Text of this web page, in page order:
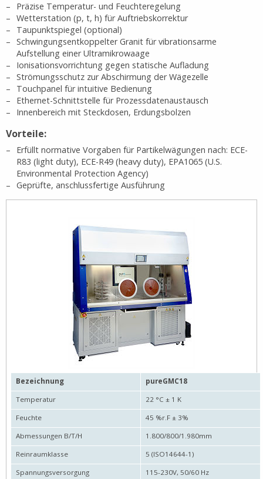
Präzise Temperatur- und Feuchteregelung
Wetterstation (p, t, h) für Auftriebskorrektur
Taupunktspiegel (optional)
Schwingungsentkoppelter Granit für vibrationsarme
Aufstellung einer Ultramikrowaage
Ionisationsvorrichtung gegen statische Aufladung
Strömungsschutz zur Abschirmung der Wägezelle
Touchpanel für intuitive Bedienung
Ethernet-Schnittstelle für Prozessdatenaustausch
Innenbereich mit Steckdosen, Erdungsbolzen
Vorteile:
Erfüllt normative Vorgaben für Partikelwägungen nach: ECE-
R83 (light duty), ECE-R49 (heavy duty), EPA1065 (U.S.
Environmental Protection Agency)
Geprüfte, anschlussfertige Ausführung
Bezeichnung pureGMC18
Temperatur 22 °C ± 1 K
Feuchte 45 %r.F ± 3%
Abmessungen B/T/H 1.800/800/1.980mm
Reinraumklasse 5 (ISO14644-1)
Spannungsversorgung 115-230V, 50/60 Hz